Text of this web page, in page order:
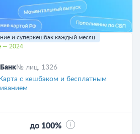
и суперкешбэк каждый месяц
— 2024
№ лиц. 1326
с кешбэком и бесплатным
до 100%